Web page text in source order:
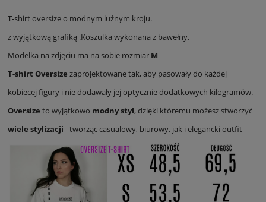
T-shirt oversize o modnym luźnym kroju.
z wyjątkową grafiką .Koszulka wykonana z bawełny.
Modelka na zdjęciu ma na sobie rozmiar M
T-shirt Oversize zaprojektowane tak, aby pasowały do każdej
kobiecej figury i nie dodawały jej optycznie dodatkowych kilogramów.
Oversize to wyjątkowo modny styl, dzięki któremu możesz stworzyć
wiele stylizacji - tworząc casualowy, biurowy, jak i elegancki outfit